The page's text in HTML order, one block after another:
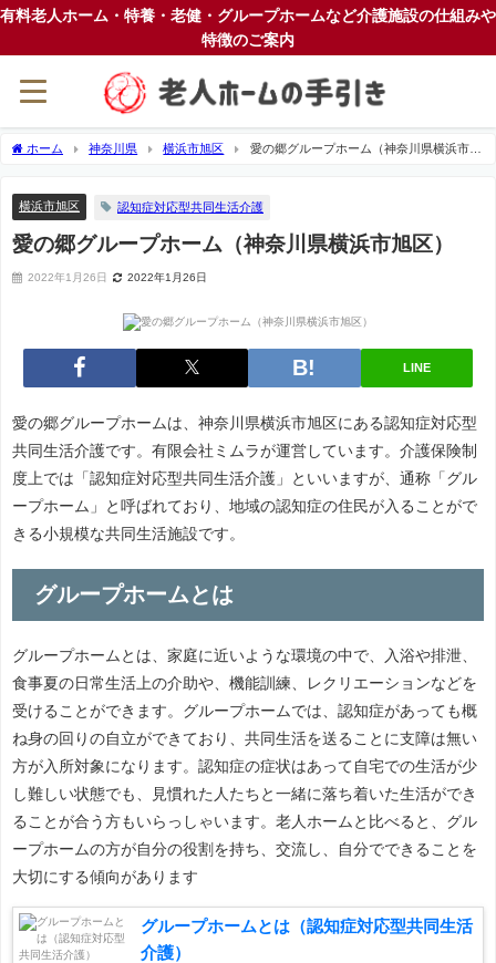
有料老人ホーム・特養・老健・グループホームなど介護施設の仕組みや
特徴のご案内
ホーム 神奈川県 横浜市旭区
愛の郷グループホーム（神奈川県横浜市旭
横浜市旭区 認知症対応型共同生活介護
愛の郷グループホーム（神奈川県横浜市旭区）
2022年1月26日 2022年1月26日
LINE
愛の郷グループホームは、神奈川県横浜市旭区にある認知症対応型
共同生活介護です。有限会社ミムラが運営しています。介護保険制
度上では「認知症対応型共同生活介護」といいますが、通称「グル
ープホーム」と呼ばれており、地域の認知症の住民が入ることがで
きる小規模な共同生活施設です。
グループホームとは
グループホームとは、家庭に近いような環境の中で、入浴や排泄、
食事夏の日常生活上の介助や、機能訓練、レクリエーションなどを
受けることができます。グループホームでは、認知症があっても概
ね身の回りの自立ができており、共同生活を送ることに支障は無い
方が入所対象になります。認知症の症状はあって自宅での生活が少
し難しい状態でも、見慣れた人たちと一緒に落ち着いた生活ができ
ることが合う方もいらっしゃいます。老人ホームと比べると、グル
ープホームの方が自分の役割を持ち、交流し、自分でできることを
大切にする傾向があります
グループホームとは（認知症対応型共同生活
介護）